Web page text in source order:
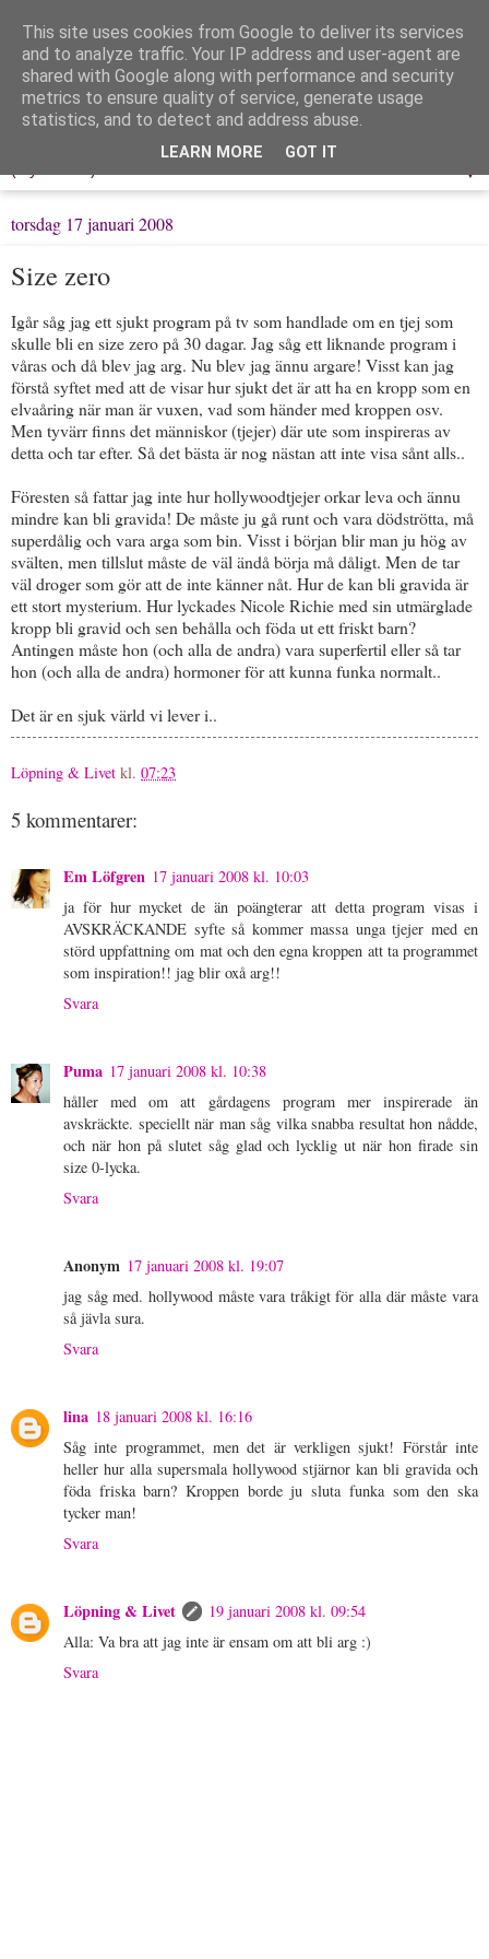
Löpning & Livet
Mitt liv, mina tankar & min träning
▼
torsdag 17 januari 2008
Size zero
Igår såg jag ett sjukt program på tv som handlade om en tjej som
skulle bli en size zero på 30 dagar. Jag såg ett liknande program i
våras och då blev jag arg. Nu blev jag ännu argare! Visst kan jag
förstå syftet med att de visar hur sjukt det är att ha en kropp som en
elvaåring när man är vuxen, vad som händer med kroppen osv.
Men tyvärr finns det människor (tjejer) där ute som inspireras av
detta och tar efter. Så det bästa är nog nästan att inte visa sånt alls..
Föresten så fattar jag inte hur hollywoodtjejer orkar leva och ännu
mindre kan bli gravida! De måste ju gå runt och vara dödströtta, må
superdålig och vara arga som bin. Visst i början blir man ju hög av
svälten, men tillslut måste de väl ändå börja må dåligt. Men de tar
väl droger som gör att de inte känner nåt. Hur de kan bli gravida är
ett stort mysterium. Hur lyckades Nicole Richie med sin utmärglade
kropp bli gravid och sen behålla och föda ut ett friskt barn?
Antingen måste hon (och alla de andra) vara superfertil eller så tar
hon (och alla de andra) hormoner för att kunna funka normalt..
Det är en sjuk värld vi lever i..
Löpning & Livet kl. 07:23
5 kommentarer:
Em Löfgren 17 januari 2008 kl. 10:03
ja för hur mycket de än poängterar att detta program visas i
AVSKRÄCKANDE syfte så kommer massa unga tjejer med en
störd uppfattning om mat och den egna kroppen att ta programmet
som inspiration!! jag blir oxå arg!!
Svara
Puma 17 januari 2008 kl. 10:38
håller med om att gårdagens program mer inspirerade än
avskräckte. speciellt när man såg vilka snabba resultat hon nådde,
och när hon på slutet såg glad och lycklig ut när hon firade sin
size 0-lycka.
Svara
Anonym 17 januari 2008 kl. 19:07
jag såg med. hollywood måste vara tråkigt för alla där måste vara
så jävla sura.
Svara
lina 18 januari 2008 kl. 16:16
Såg inte programmet, men det är verkligen sjukt! Förstår inte
heller hur alla supersmala hollywood stjärnor kan bli gravida och
föda friska barn? Kroppen borde ju sluta funka som den ska
tycker man!
Svara
Löpning & Livet
19 januari 2008 kl. 09:54
Alla: Va bra att jag inte är ensam om att bli arg :)
Svara
This site uses cookies from Google to deliver its services
and to analyze traffic. Your IP address and user-agent are
shared with Google along with performance and security
metrics to ensure quality of service, generate usage
statistics, and to detect and address abuse.
LEARN MORE GOT IT